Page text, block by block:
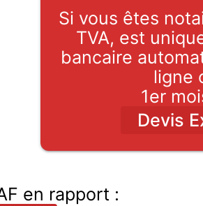
Si vous êtes
TVA, est
bancaire
ligne
1er
Devis
en rapport :